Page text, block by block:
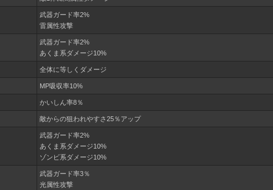
武器ガード率2%
雷属性攻撃
武器ガード率2%
あくま系ダメージ10%
全体に等しくダメージ
MP吸収率10%
かいしん率8％
敵からの狙われやすさ25％アップ
武器ガード率2%
あくま系ダメージ10%
ゾンビ系ダメージ10%
武器ガード率3％
光属性攻撃